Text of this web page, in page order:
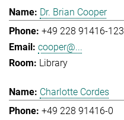
Dr. Brian Cooper
+49 228 91416-123
cooper@...
Library
Charlotte Cordes
+49 228 91416-0